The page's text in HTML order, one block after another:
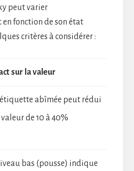
peut varier
fonction de son état
critères à considérer :
sur la valeur
abîmée peut rédui
de 10 à 40%
bas (pousse) indique